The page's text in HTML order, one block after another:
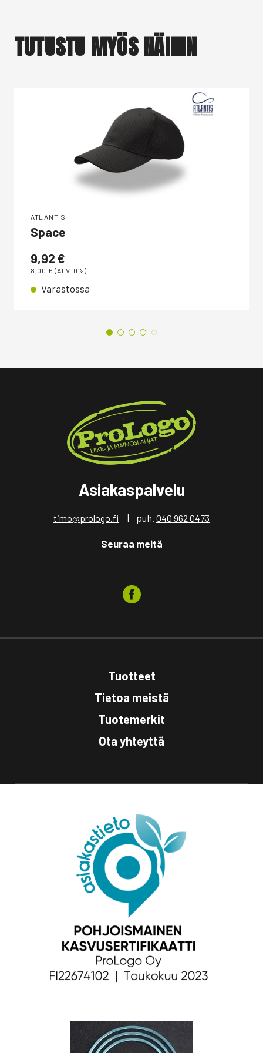
TUTUSTU MYÖS NÄIHIN
ATLANTIS
Space
9,92 €
8,00 € (ALV. 0%)
Varastossa
Asiakaspalvelu
timo@prologo.fi | puh. 040 962 0473
Seuraa meitä
Tuotteet
Tietoa meistä
Tuotemerkit
Ota yhteyttä